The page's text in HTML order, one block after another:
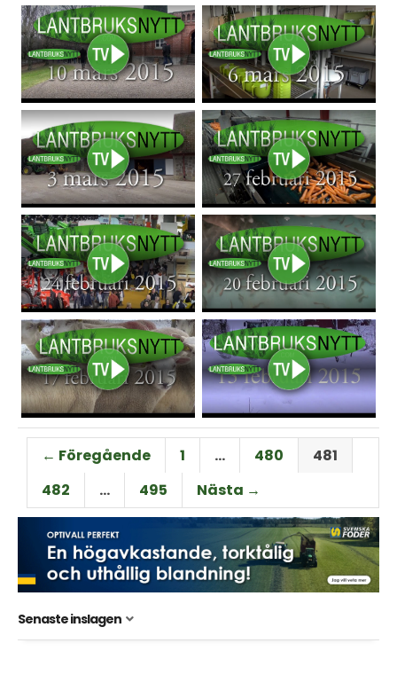
← Föregående 1 … 480
481
482
… 495 Nästa →
Senaste inslagen